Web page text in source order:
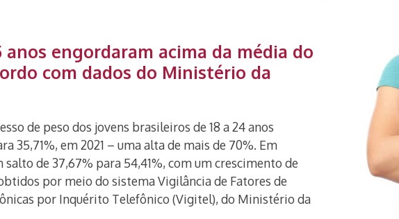
anos engordaram acima da média do
com dados do Ministério da
de peso dos jovens brasileiros de 18 a 24 anos
35,71%, em 2021 – uma alta de mais de 70%. Em
salto de 37,67% para 54,41%, com um crescimento de
por meio do sistema Vigilância de Fatores de
por Inquérito Telefônico (Vigitel), do Ministério da